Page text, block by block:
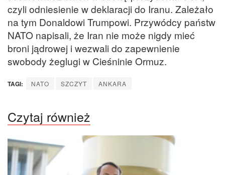
czyli odniesienie w deklaracji do Iranu. Zależało
na tym Donaldowi Trumpowi. Przywódcy państw
NATO napisali, że Iran nie może nigdy mieć
broni jądrowej i wezwali do zapewnienie
swobody żeglugi w Cieśninie Ormuz.
TAGI: NATO SZCZYT ANKARA
Czytaj również